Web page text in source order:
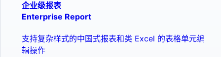
企业级报表
Enterprise Report
支持复杂样式的中国式报表和类 Excel 的表格单元编
辑操作